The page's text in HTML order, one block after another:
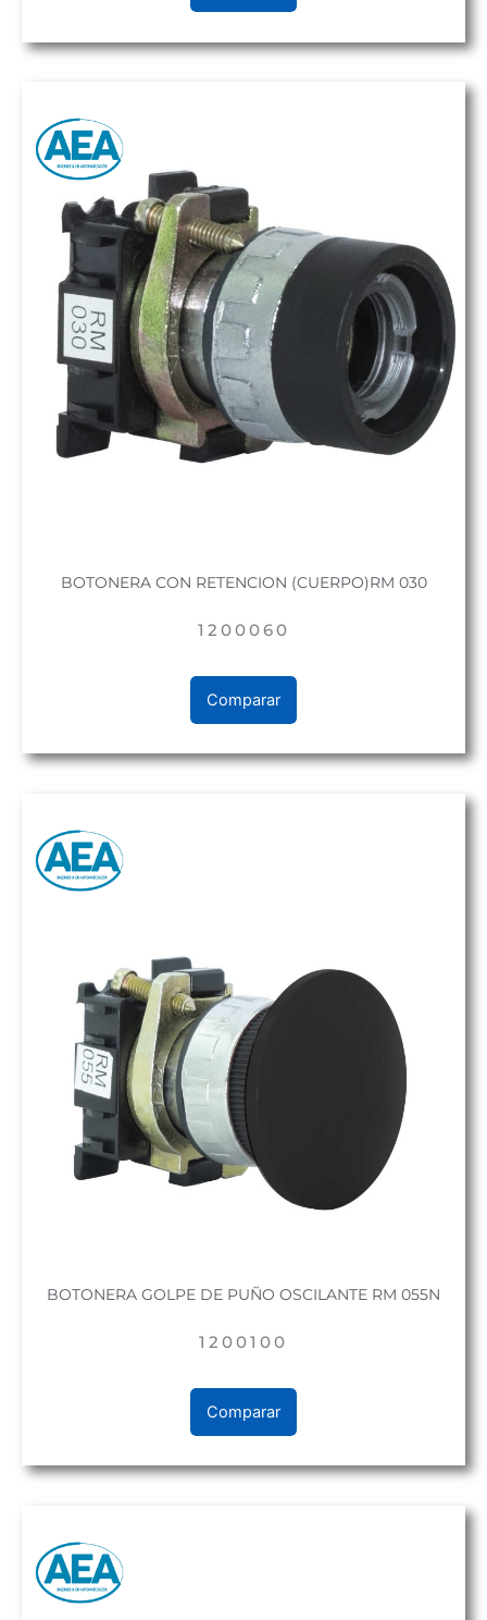
BOTONERA CON RETENCION (CUERPO)RM 030
1200060
Comparar
BOTONERA GOLPE DE PUÑO OSCILANTE RM 055N
1200100
Comparar